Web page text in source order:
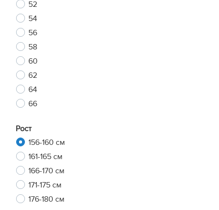
52
54
56
58
60
62
64
66
Рост
156-160 см
161-165 см
166-170 см
171-175 см
176-180 см